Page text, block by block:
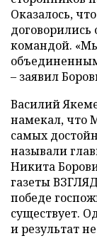
Оказалось,
командой.
– заявил
Василий
намекал, что
самых
называли
Никита
газеты
победе
существует.
и результат